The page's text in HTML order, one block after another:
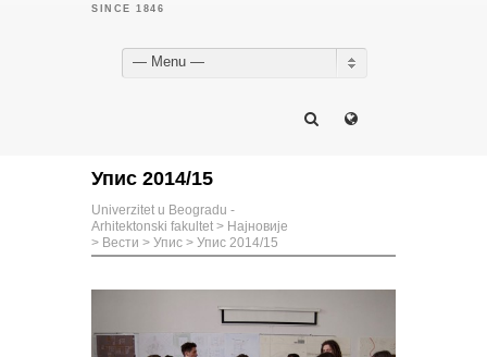
— Menu —
Упис 2014/15
Univerzitet u Beogradu -
Arhitektonski fakultet > Најновије
> Вести > Упис > Упис 2014/15